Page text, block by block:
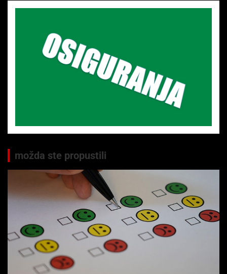
možda ste propustili